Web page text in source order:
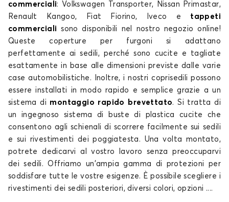
commerciali: Volkswagen Transporter, Nissan Primastar,
Renault Kangoo, Fiat Fiorino, Iveco e tappeti
commerciali sono disponibili nel nostro negozio online!
Queste coperture per furgoni si adattano
perfettamente ai sedili, perché sono cucite e tagliate
esattamente in base alle dimensioni previste dalle varie
case automobilistiche. Inoltre, i nostri coprisedili possono
essere installati in modo rapido e semplice grazie a un
sistema di montaggio rapido brevettato. Si tratta di
un ingegnoso sistema di buste di plastica cucite che
consentono agli schienali di scorrere facilmente sui sedili
e sui rivestimenti dei poggiatesta. Una volta montato,
potrete dedicarvi al vostro lavoro senza preoccuparvi
dei sedili. Offriamo un'ampia gamma di protezioni per
soddisfare tutte le vostre esigenze. È possibile scegliere i
rivestimenti dei sedili posteriori, diversi colori, opzioni ....